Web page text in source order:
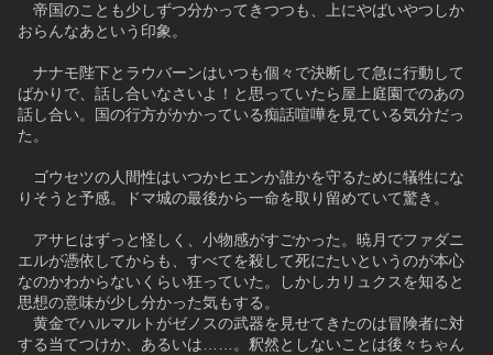
帝国のことも少しずつ分かってきつつも、上にやばいやつしか
おらんなあという印象。
ナナモ陛下とラウバーンはいつも個々で決断して急に行動して
ばかりで、話し合いなさいよ！と思っていたら屋上庭園でのあの
話し合い。国の行方がかかっている痴話喧嘩を見ている気分だっ
た。
ゴウセツの人間性はいつかヒエンか誰かを守るために犠牲にな
りそうと予感。ドマ城の最後から一命を取り留めていて驚き。
アサヒはずっと怪しく、小物感がすごかった。暁月でファダニ
エルが憑依してからも、すべてを殺して死にたいというのが本心
なのかわからないくらい狂っていた。しかしカリュクスを知ると
思想の意味が少し分かった気もする。
黄金でハルマルトがゼノスの武器を見せてきたのは冒険者に対
する当てつけか、あるいは……。釈然としないことは後々ちゃん